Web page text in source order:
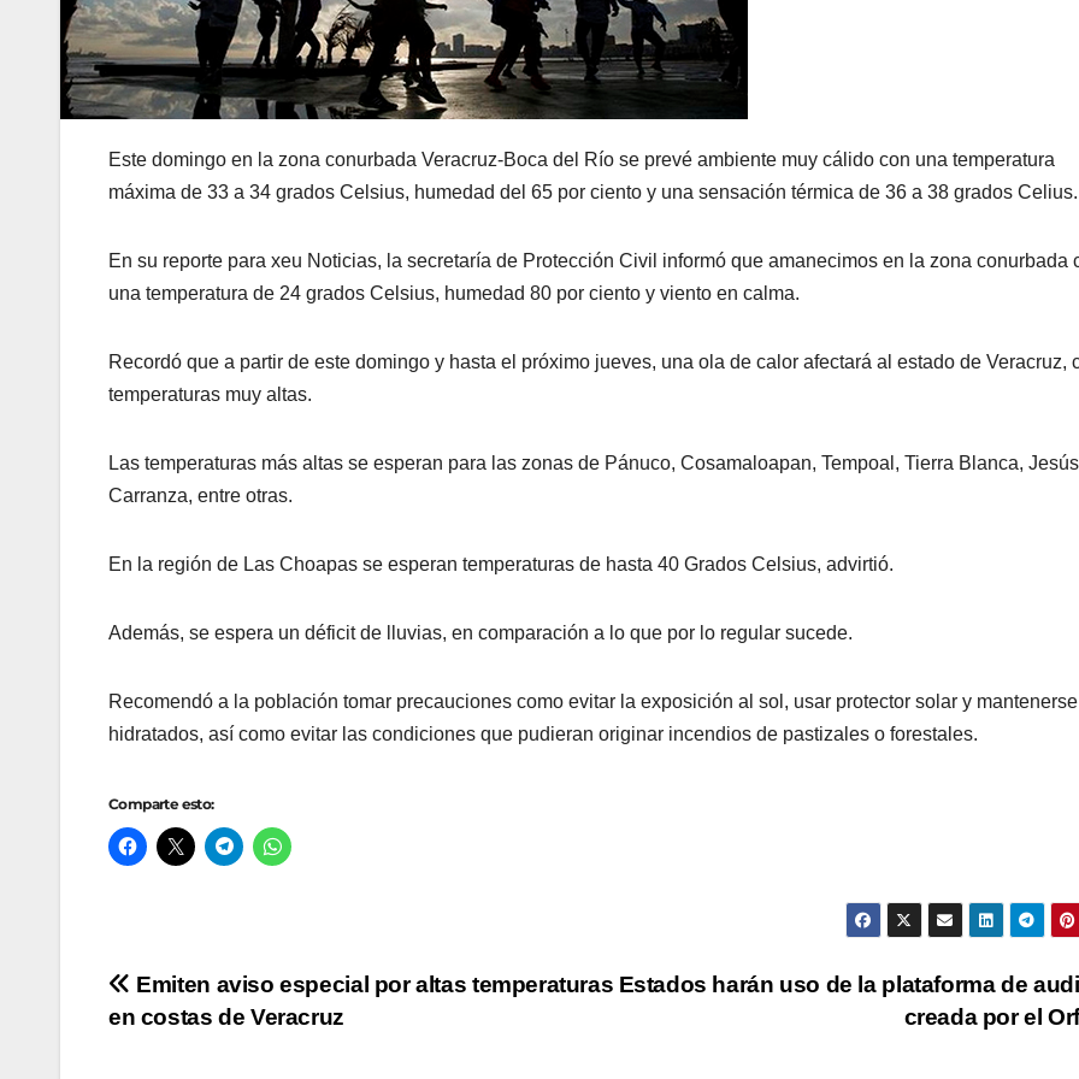
Este domingo en la zona conurbada Veracruz-Boca del Río se prevé ambiente muy cálido con una temperatura
máxima de 33 a 34 grados Celsius, humedad del 65 por ciento y una sensación térmica de 36 a 38 grados Celius.
En su reporte para xeu Noticias, la secretaría de Protección Civil informó que amanecimos en la zona conurbada
una temperatura de 24 grados Celsius, humedad 80 por ciento y viento en calma.
Recordó que a partir de este domingo y hasta el próximo jueves, una ola de calor afectará al estado de Veracruz,
temperaturas muy altas.
Las temperaturas más altas se esperan para las zonas de Pánuco, Cosamaloapan, Tempoal, Tierra Blanca, Jesús
Carranza, entre otras.
En la región de Las Choapas se esperan temperaturas de hasta 40 Grados Celsius, advirtió.
Además, se espera un déficit de lluvias, en comparación a lo que por lo regular sucede.
Recomendó a la población tomar precauciones como evitar la exposición al sol, usar protector solar y mantenerse
hidratados, así como evitar las condiciones que pudieran originar incendios de pastizales o forestales.
Comparte esto:
Navegación
Estados harán uso de la plataforma de
creada por el
Emiten aviso especial por altas temperaturas
en costas de Veracruz